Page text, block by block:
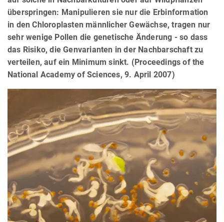
überspringen: Manipulieren sie nur die Erbinformation
in den Chloroplasten männlicher Gewächse, tragen nur
sehr wenige Pollen die genetische Änderung - so dass
das Risiko, die Genvarianten in der Nachbarschaft zu
verteilen, auf ein Minimum sinkt. (Proceedings of the
National Academy of Sciences, 9. April 2007)